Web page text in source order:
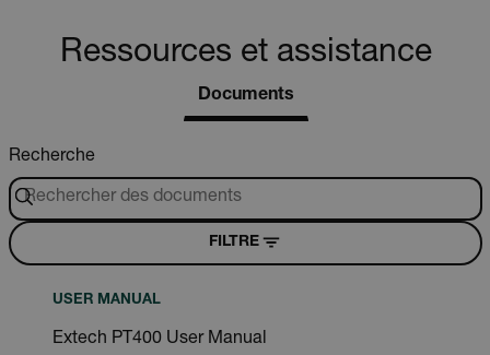
Ressources et assistance
Documents
Recherche
FILTRE
USER MANUAL
Extech PT400 User Manual